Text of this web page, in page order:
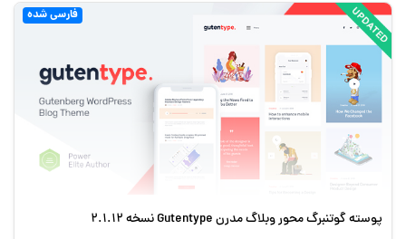
فارسی شده
پوسته گوتنبرگ محور وبلاگ مدرن Gutentype نسخه 2.1.12